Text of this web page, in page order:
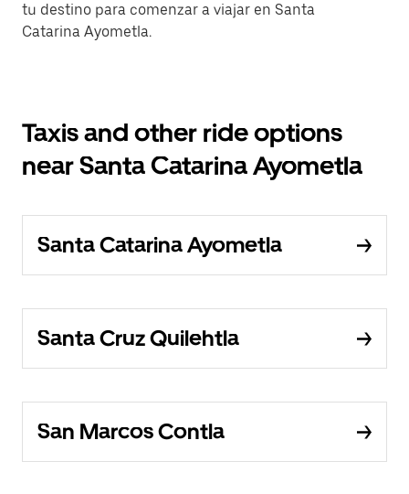
tu destino para comenzar a viajar en Santa
Catarina Ayometla.
Taxis and other ride options
near Santa Catarina Ayometla
Santa Catarina Ayometla
Santa Cruz Quilehtla
San Marcos Contla